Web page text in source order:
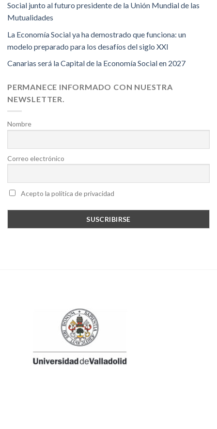
Social junto al futuro presidente de la Unión Mundial de las
Mutualidades
La Economía Social ya ha demostrado que funciona: un
modelo preparado para los desafíos del siglo XXI
Canarias será la Capital de la Economía Social en 2027
PERMANECE INFORMADO CON NUESTRA
NEWSLETTER.
Nombre
Correo electrónico
Acepto la política de privacidad